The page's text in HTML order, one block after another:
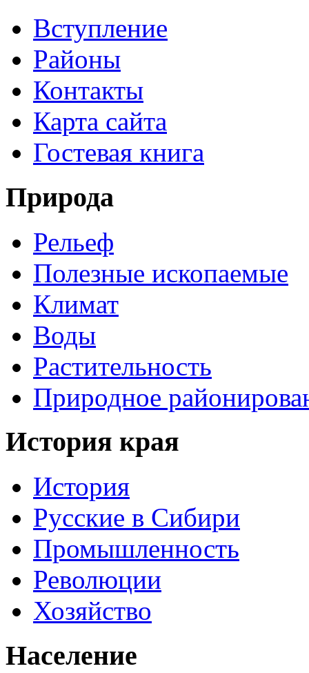
Вступление
Районы
Контакты
Карта сайта
Гостевая книга
Природа
Рельеф
Полезные ископаемые
Климат
Воды
Растительность
Природное
История края
История
Русские в Сибири
Промышленность
Революции
Хозяйство
Население